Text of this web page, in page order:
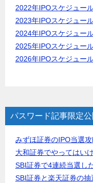
2022年IPOスケジュー
2023年IPOスケジュー
2024年IPOスケジュー
2025年IPOスケジュー
2026年IPOスケジュール
パスワード記事限定公
みずほ証券のIPO当選攻
大和証券でやってはい
SBI証券で4連続当選し
SBI証券と楽天証券の抽